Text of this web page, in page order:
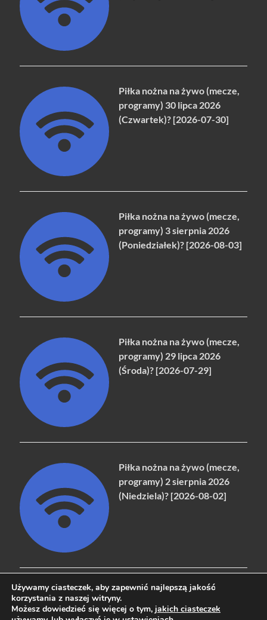
Piłka nożna na żywo (mecze,
programy) 30 lipca 2026
(Czwartek)? [2026-07-30]
Piłka nożna na żywo (mecze,
programy) 3 sierpnia 2026
(Poniedziałek)? [2026-08-03]
Piłka nożna na żywo (mecze,
programy) 29 lipca 2026
(Środa)? [2026-07-29]
Piłka nożna na żywo (mecze,
programy) 2 sierpnia 2026
(Niedziela)? [2026-08-02]
Copyright © 2026naziemna.info - Telewizja cyfrowa, Radio,
Używamy ciasteczek, aby zapewnić najlepszą jakość
korzystania z naszej witryny.
Możesz dowiedzieć się więcej o tym, jakich ciasteczek